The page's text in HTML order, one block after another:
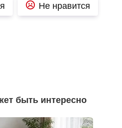
Не нравится
быть интересно